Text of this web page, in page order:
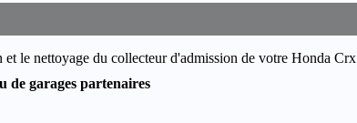
et le nettoyage du collecteur d'admission de votre Honda Crx
de garages partenaires